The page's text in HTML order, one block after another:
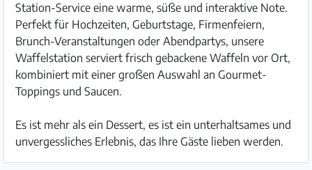
Station-Service eine warme, süße und interaktive Note.
Perfekt für Hochzeiten, Geburtstage, Firmenfeiern,
Brunch-Veranstaltungen oder Abendpartys, unsere
Waffelstation serviert frisch gebackene Waffeln vor Ort,
kombiniert mit einer großen Auswahl an Gourmet-
Toppings und Saucen.
Es ist mehr als ein Dessert, es ist ein unterhaltsames und
unvergessliches Erlebnis, das Ihre Gäste lieben werden.